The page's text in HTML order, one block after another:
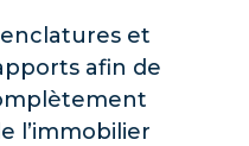
et
afin de
l’immobilier